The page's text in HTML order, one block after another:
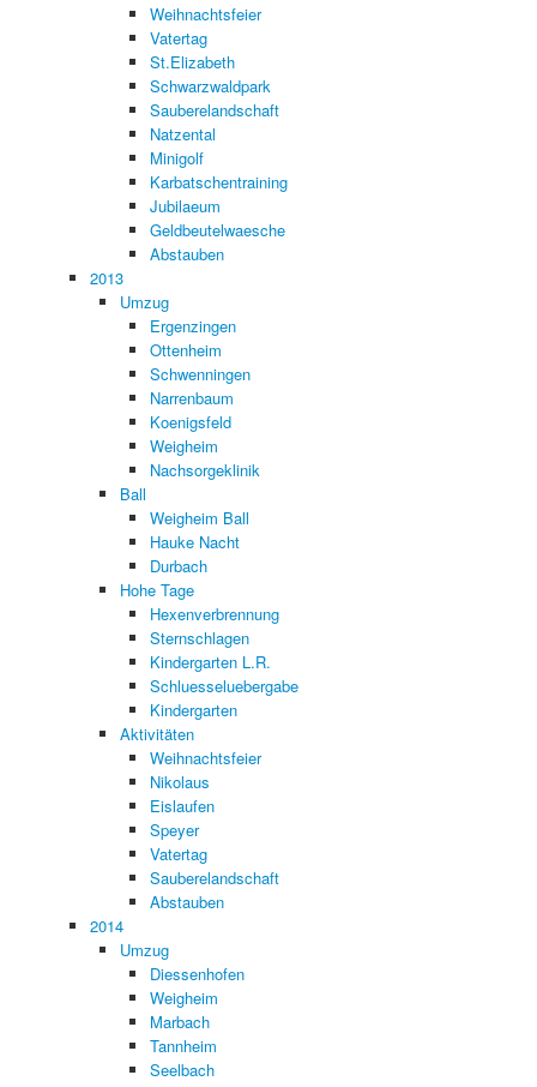
Weihnachtsfeier
Vatertag
St.Elizabeth
Schwarzwaldpark
Sauberelandschaft
Natzental
Minigolf
Karbatschentraining
Jubilaeum
Geldbeutelwaesche
Abstauben
2013
Umzug
Ergenzingen
Ottenheim
Schwenningen
Narrenbaum
Koenigsfeld
Weigheim
Nachsorgeklinik
Ball
Weigheim Ball
Hauke Nacht
Durbach
Hohe Tage
Hexenverbrennung
Sternschlagen
Kindergarten L.R.
Schluesseluebergabe
Kindergarten
Aktivitäten
Weihnachtsfeier
Nikolaus
Eislaufen
Speyer
Vatertag
Sauberelandschaft
Abstauben
2014
Umzug
Diessenhofen
Weigheim
Marbach
Tannheim
Seelbach